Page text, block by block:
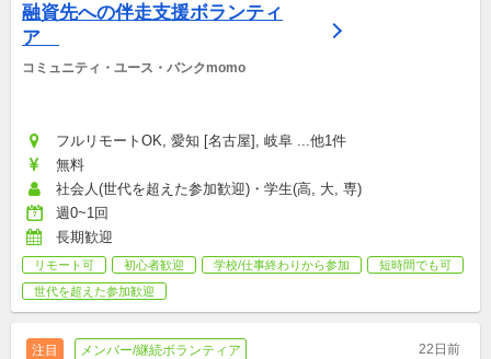
融資先への伴走支援ボランティ
ア
コミュニティ・ユース・バンクmomo
フルリモートOK, 愛知 [名古屋], 岐阜 ...他1件
無料
社会人(世代を超えた参加歓迎)・学生(高, 大, 専)
週0~1回
長期歓迎
リモート可 初心者歓迎 学校/仕事終わりから参加
短時間でも可
世代を超えた参加歓迎
注目 メンバー/継続ボランティア 22日前